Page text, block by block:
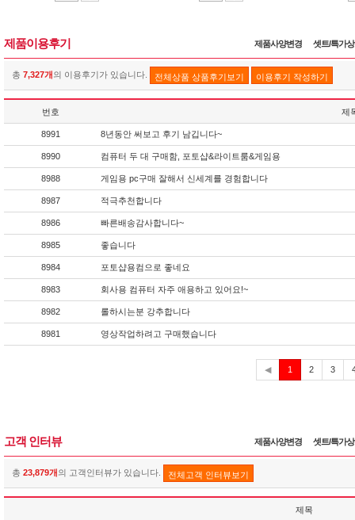
제품이용후기 제품사양변경 셋트/특가
총 7,327개의 이용후기가 있습니다. 전체상품 상품후기보기 이용후기 작성하기
번호 제
8991 8년동안 써보고 후기 남깁니다~
8990 컴퓨터 두 대 구매함, 포토샵&라이트룸&게임용
8988 게임용 pc구매 잘해서 신세계를 경험합니다
8987 적극추천합니다
8986 빠른배송감사합니다~
8985 좋습니다
8984 포토샵용컴으로 좋네요
8983 회사용 컴퓨터 자주 애용하고 있어요!~
8982 롤하시는분 강추합니다
8981 영상작업하려고 구매했습니다
◀ 1
재
2 3
고객 인터뷰 제품사양변경 셋트/특가
총 23,879개의 고객인터뷰가 있습니다. 전체고객 인터뷰보기
제목